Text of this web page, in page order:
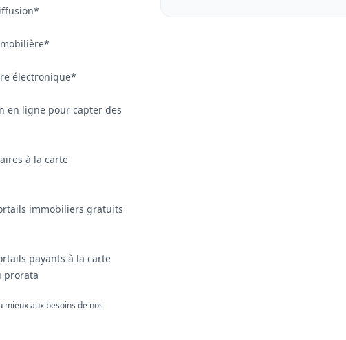
électronique*
en ligne pour capter des
à la carte
immobiliers gratuits
payants à la carte
prorata
aux besoins de nos